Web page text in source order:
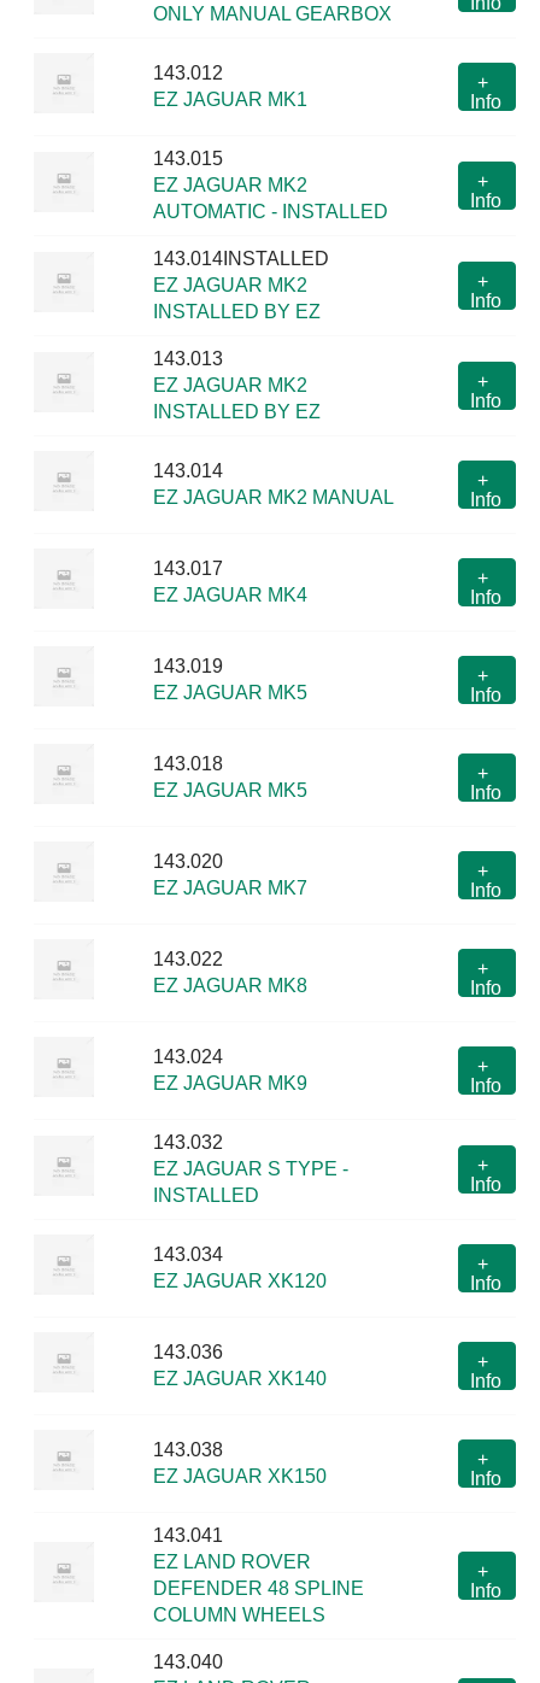
ONLY MANUAL GEARBOX
143.012
EZ JAGUAR MK1
+
Info
143.015
EZ JAGUAR MK2
AUTOMATIC - INSTALLED
+
Info
143.014INSTALLED
EZ JAGUAR MK2
INSTALLED BY EZ
+
Info
143.013
EZ JAGUAR MK2
INSTALLED BY EZ
+
Info
143.014
EZ JAGUAR MK2 MANUAL
+
Info
143.017
EZ JAGUAR MK4
+
Info
143.019
EZ JAGUAR MK5
+
Info
143.018
EZ JAGUAR MK5
+
Info
143.020
EZ JAGUAR MK7
+
Info
143.022
EZ JAGUAR MK8
+
Info
143.024
EZ JAGUAR MK9
+
Info
143.032
EZ JAGUAR S TYPE -
INSTALLED
+
Info
143.034
EZ JAGUAR XK120
+
Info
143.036
EZ JAGUAR XK140
+
Info
143.038
EZ JAGUAR XK150
+
Info
143.041
EZ LAND ROVER
DEFENDER 48 SPLINE
COLUMN WHEELS
+
Info
143.040